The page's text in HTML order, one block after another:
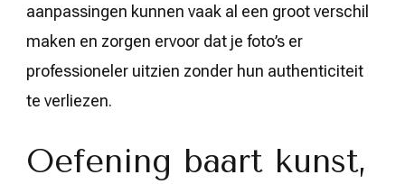
aanpassingen kunnen vaak al een groot verschil
maken en zorgen ervoor dat je foto’s er
professioneler uitzien zonder hun authenticiteit
te verliezen.
Oefening baart kunst,